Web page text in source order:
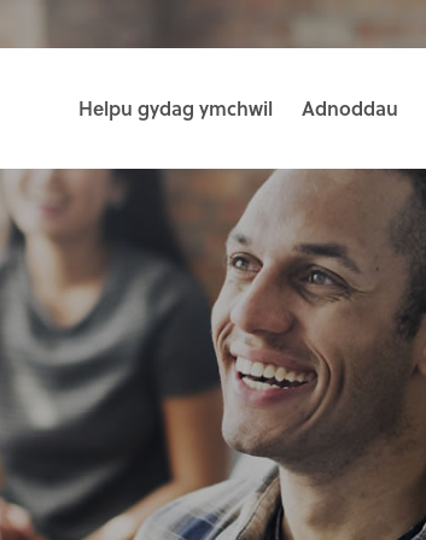
Helpu gydag ymchwil Adnoddau